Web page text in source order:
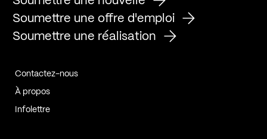
Soumettre une offre d'emploi
Soumettre une réalisation
Contactez-nous
À propos
Infolettre